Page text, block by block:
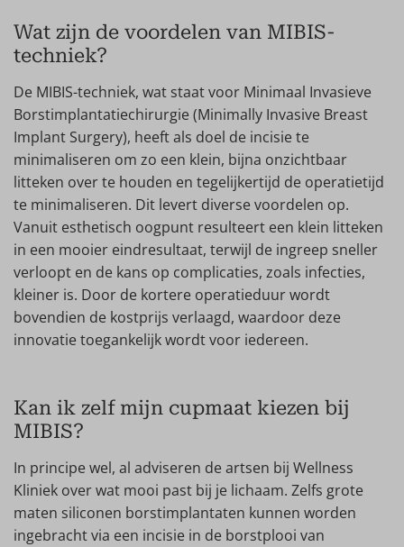
Wat zijn de voordelen van MIBIS-
techniek?
De MIBIS-techniek, wat staat voor Minimaal Invasieve
Borstimplantatiechirurgie (Minimally Invasive Breast
Implant Surgery), heeft als doel de incisie te
minimaliseren om zo een klein, bijna onzichtbaar
litteken over te houden en tegelijkertijd de operatietijd
te minimaliseren. Dit levert diverse voordelen op.
Vanuit esthetisch oogpunt resulteert een klein litteken
in een mooier eindresultaat, terwijl de ingreep sneller
verloopt en de kans op complicaties, zoals infecties,
kleiner is. Door de kortere operatieduur wordt
bovendien de kostprijs verlaagd, waardoor deze
innovatie toegankelijk wordt voor iedereen.
Kan ik zelf mijn cupmaat kiezen bij
MIBIS?
In principe wel, al adviseren de artsen bij Wellness
Kliniek over wat mooi past bij je lichaam. Zelfs grote
maten siliconen borstimplantaten kunnen worden
ingebracht via een incisie in de borstplooi van